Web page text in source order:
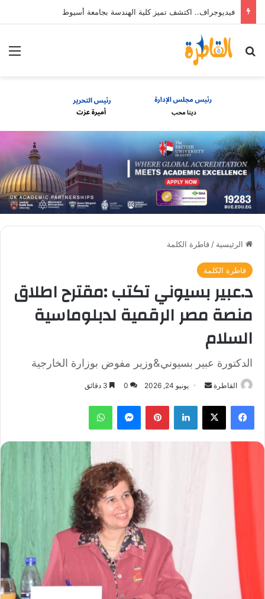
فيديوجراف.. اكتشف تميز كلية الهندسة بجامعة أسيوط
بحث عن
الرئيسية / قاطرة الكلمة
قاطرة الكلمة
د.عبير بسيوني تكتب :مقترح اطلاق
منصة مصر الرقمية لدبلوماسية
السلام
الدكتورة عبير بسيوني&وزير مفوض بوزارة الخارجية
القاطرة
أرسل
إلكترونيا
يونيو 24, 2026 0
فيسبوك ‫X لينكدإن بينتيريستماسنجر واتساب